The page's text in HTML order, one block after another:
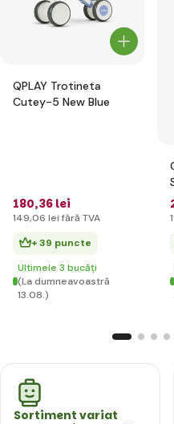
QPLAY Trotineta
Cutey-5 New Blue
180,36 lei
149,06 lei fără TVA
+ 39 puncte
Ultimele 3 bucăți
(La dumneavoastră
13.08.)
Sortiment variat